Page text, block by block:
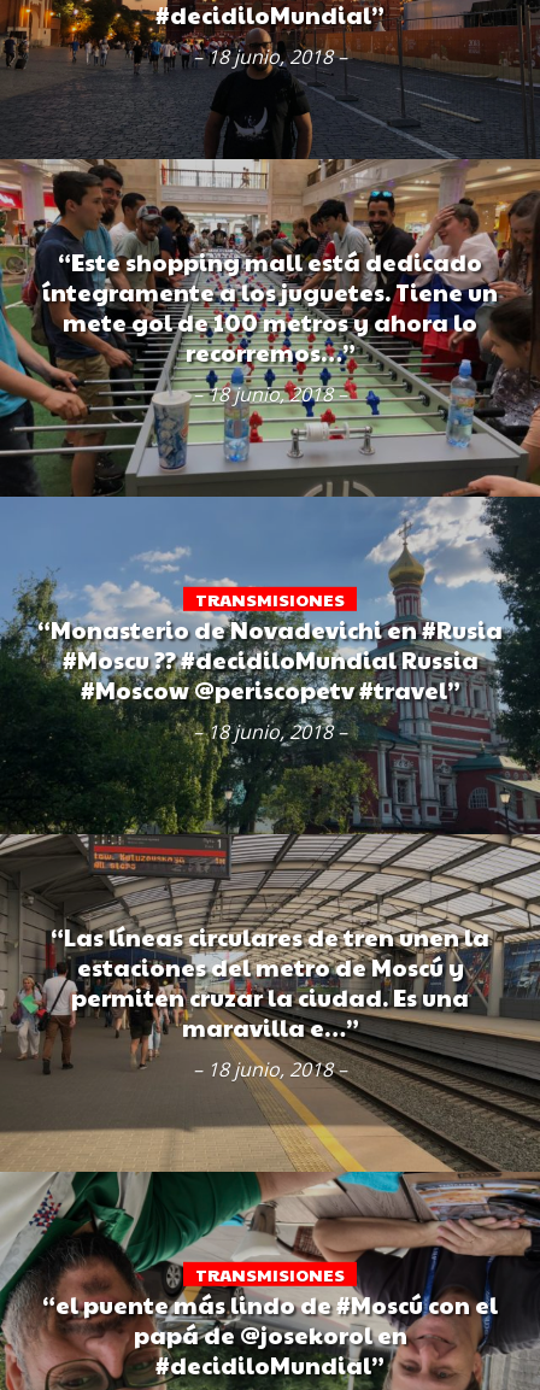
#decidiloMundial”
– 18 junio, 2018 –
“Este shopping mall está dedicado
íntegramente a los juguetes. Tiene un
mete gol de 100 metros y ahora lo
recorremos…”
– 18 junio, 2018 –
TRANSMISIONES
“Monasterio de Novadevichi en #Rusia
#Moscu ?? #decidiloMundial Russia
#Moscow @periscopetv #travel”
– 18 junio, 2018 –
“Las líneas circulares de tren unen la
estaciones del metro de Moscú y
permiten cruzar la ciudad. Es una
maravilla e…”
– 18 junio, 2018 –
TRANSMISIONES
“el puente más lindo de #Moscú con el
papá de @josekorol en
#decidiloMundial”